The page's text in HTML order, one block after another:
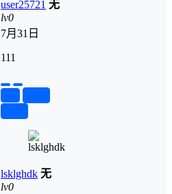
user25721 无
lv0
7月31日
111
lsklghdk 无
lv0